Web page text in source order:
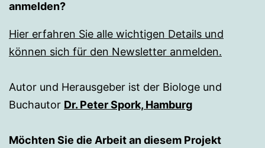
anmelden?
Hier erfahren Sie alle wichtigen Details und
können sich für den Newsletter anmelden.
Autor und Herausgeber ist der Biologe und
Buchautor Dr. Peter Spork, Hamburg
Möchten Sie die Arbeit an diesem Projekt